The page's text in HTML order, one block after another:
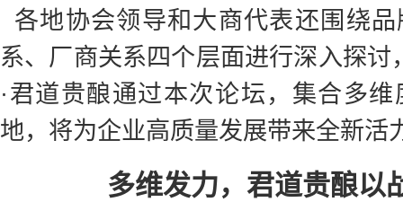
各地协会领导和大商代表还围绕
系、厂商关系四个层面进行深入探讨
·君道贵酿通过本次论坛，集合多
地，将为企业高质量发展带来全新活
多维发力，君道贵酿以